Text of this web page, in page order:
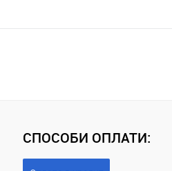
СПОСОБИ ОПЛАТИ: